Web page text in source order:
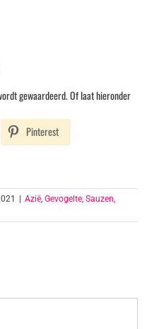
gewaardeerd. Of laat hieronder
Pinterest
| Azië Gevogelte Sauzen,